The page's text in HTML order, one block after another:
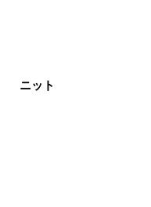
ベージュ
ニット